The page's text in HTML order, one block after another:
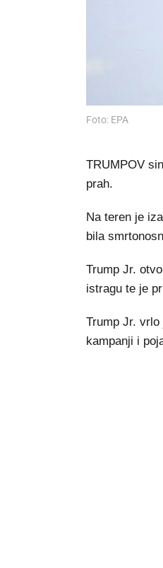
Foto: EPA
TRUMPOV
prah.
Na teren je
bila
Trump Jr.
istragu te je
Trump Jr.
kampanji i